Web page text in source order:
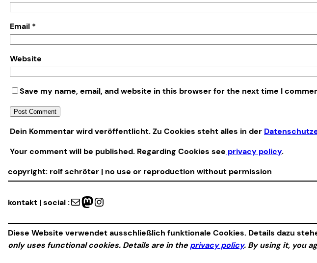
Email *
Website
Save my name, email, and website in this browser for the next time I
Alternative:
Dein Kommentar wird veröffentlicht. Zu Cookies steht alles in der
Your comment will be published. Regarding Cookies see privacy policy.
copyright: rolf schröter | no use or reproduction without permission
kontakt | social :Mail Mastodon Instagram
Diese Website verwendet ausschließlich funktionale Cookies. Details dazu
only uses functional cookies. Details are in the privacy policy. By using it, you